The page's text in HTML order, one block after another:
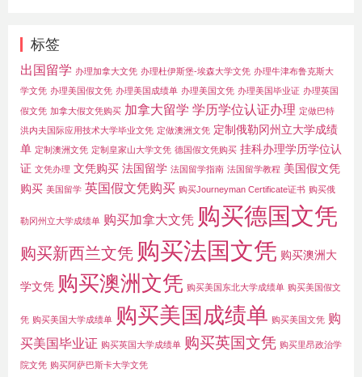
标签
出国留学 办理加拿大文凭 办理杜伊斯堡-埃森大学文凭 办理牛津布鲁克斯大
学文凭 办理美国假文凭 办理美国成绩单 办理美国文凭 办理美国毕业证 办理英国
假文凭 加拿大假文凭购买 加拿大留学 学历学位认证办理 定做巴特
洪内夫国际应用技术大学毕业文凭 定做澳洲文凭 定制俄勒冈州立大学成绩
单 定制澳洲文凭 定制皇家山大学文凭 德国假文凭购买 挂科办理学历学位认
证 文凭办理 文凭购买 法国留学 法国留学指南 法国留学教程 美国假文凭
购买 美国留学 英国假文凭购买 购买Journeyman Certificate证书 购买俄
勒冈州立大学成绩单 购买加拿大文凭 购买德国文凭
购买新西兰文凭 购买法国文凭 购买澳洲大
学文凭 购买澳洲文凭 购买美国东北大学成绩单 购买美国假文
凭 购买美国大学成绩单 购买美国成绩单 购买美国文凭 购
买美国毕业证 购买英国大学成绩单 购买英国文凭 购买里昂政治学
院文凭 购买阿萨巴斯卡大学文凭